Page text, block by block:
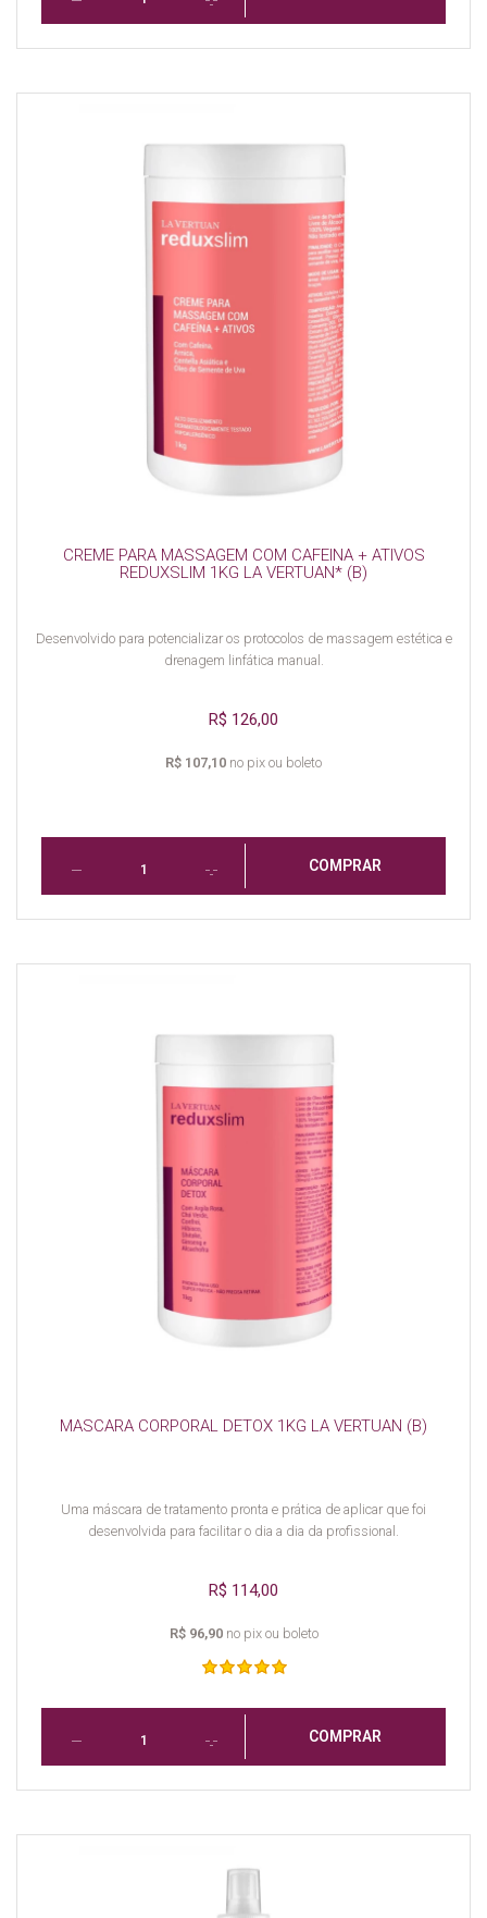
CREME PARA MASSAGEM COM CAFEINA + ATIVOS
REDUXSLIM 1KG LA VERTUAN* (B)
Desenvolvido para potencializar os protocolos de massagem estética e
drenagem linfática manual.
R$ 126,00
R$ 107,10 no pix ou boleto
COMPRAR
MASCARA CORPORAL DETOX 1KG LA VERTUAN (B)
Uma máscara de tratamento pronta e prática de aplicar que foi
desenvolvida para facilitar o dia a dia da profissional.
R$ 114,00
R$ 96,90no pix ou boleto
COMPRAR